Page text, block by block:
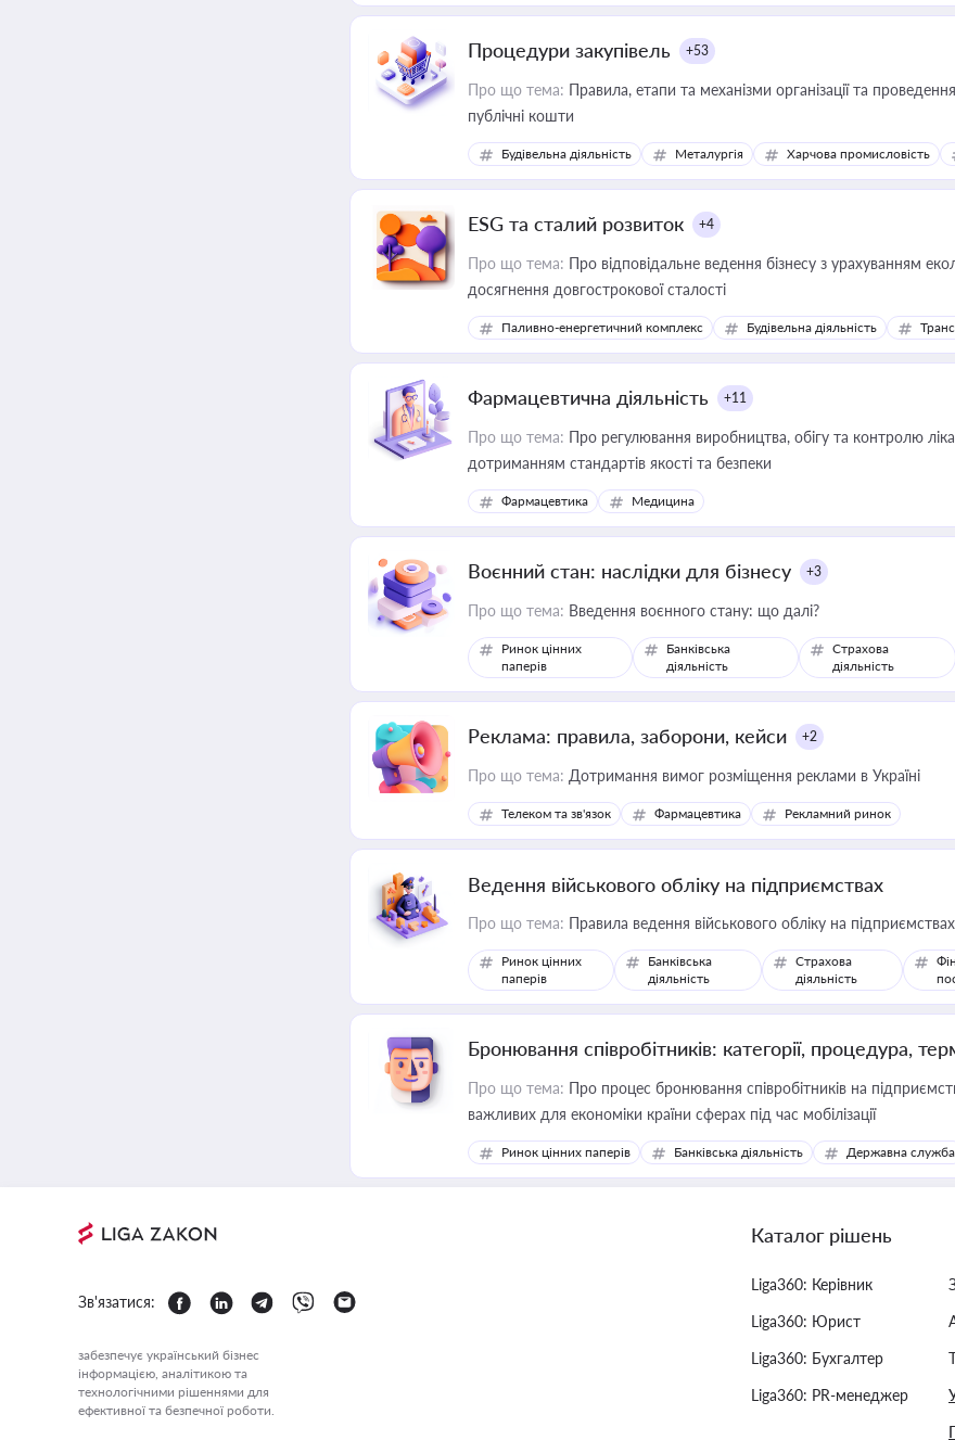
Процедури закупівель +53
Про що тема: Правила, етапи та механізми організації та
публічні кошти
Будівельна діяльність Металургія Харчова промисловість
ESG та сталий розвиток +4
Про що тема: Про відповідальне ведення бізнесу з урахуванням
досягнення довгострокової сталості
Паливно-енергетичний комплекс Будівельна діяльність
Фармацевтична діяльність +11
Про що тема: Про регулювання виробництва, обігу та контролю
дотриманням стандартів якості та безпеки
Фармацевтика Медицина
Воєнний стан: наслідки для бізнесу +3
Про що тема: Введення воєнного стану: що далі?
Ринок цінних
паперів
Банківська
діяльність
Страхова
діяльність
Реклама: правила, заборони, кейси +2
Про що тема: Дотримання вимог розміщення реклами в Україні
Телеком та зв'язок Фармацевтика Рекламний ринок
Ведення військового обліку на підприємствах
Про що тема: Правила ведення військового обліку на
Ринок цінних
паперів
Банківська
діяльність
Страхова
діяльність
Бронювання співробітників: категорії, процедура,
Про що тема: Про процес бронювання співробітників на
важливих для економіки країни сферах під час мобілізації
Ринок цінних паперів Банківська діяльність Державна служба
Зв'язатися:
забезпечує український бізнес
інформацією, аналітикою та
технологічними рішеннями для
ефективної та безпечної роботи.
Каталог рішень
Liga360: Керівник
Liga360: Юрист
Liga360: Бухгалтер
Liga360: PR-менеджер